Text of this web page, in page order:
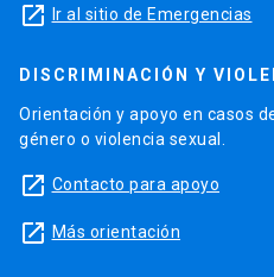
launch Ir al sitio de Emergencias
DISCRIMINACIÓN Y
Orientación y apoyo en casos
género o violencia sexual.
launch Contacto para apoyo
launch Más orientación